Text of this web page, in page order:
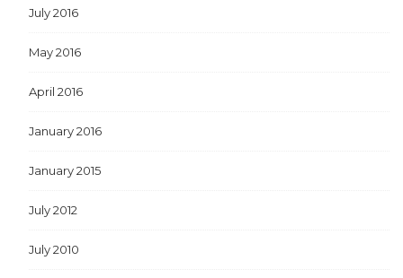
July 2016
May 2016
April 2016
January 2016
January 2015
July 2012
July 2010